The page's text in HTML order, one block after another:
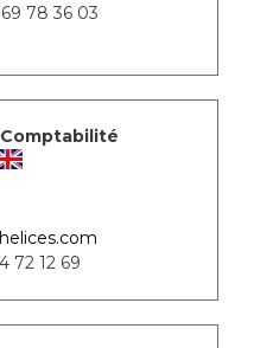
78 36 03
72 12 69